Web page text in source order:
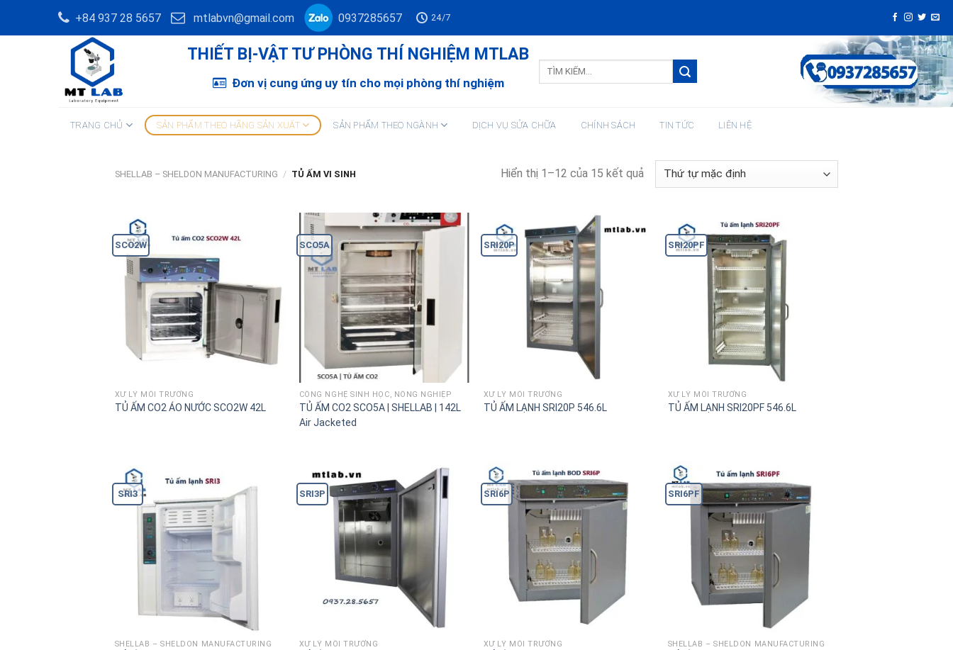
+84 937 28 5657 mtlabvn@gmail.com 0937285657 24/7
THIẾT BỊ-VẬT TƯ PHÒNG THÍ NGHIỆM MTLAB
Đơn vị cung ứng uy tín cho mọi phòng thí nghiệm
Tìm
TRANG CHỦ SẢN PHẨM THEO HÃNG SẢN XUẤT SẢN PHẨM THEO NGÀNH DỊCH VỤ SỬA CHỮA CHÍNH SÁCH TIN TỨC LIÊN HỆ
SHELLAB – SHELDON MANUFACTURING / TỦ ẤM VI SINH Hiển thị 1–12 của 15 kết quả
SCO2W
XỬ LÝ MÔI TRƯỜNG
TỦ ẤM CO2 ÁO NƯỚC SCO2W 42L
SCO5A
CÔNG NGHỆ SINH HỌC, NÔNG NGHIỆP
TỦ ẤM CO2 SCO5A | SHELLAB | 142L
Air Jacketed
SRI20P
XỬ LÝ MÔI TRƯỜNG
TỦ ẤM LẠNH SRI20P 546.6L
SRI20PF
XỬ LÝ MÔI TRƯỜNG
TỦ ẤM LẠNH SRI20PF 546.6L
SRI3
SHELLAB – SHELDON MANUFACTURING
SRI3P
XỬ LÝ MÔI TRƯỜNG
SRI6P
XỬ LÝ MÔI TRƯỜNG
SRI6PF
SHELLAB – SHELDON MANUFACTURING